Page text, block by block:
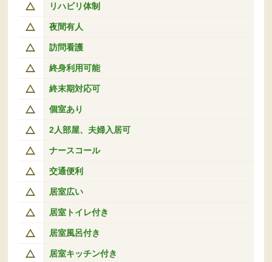
リハビリ体制
夜間有人
訪問看護
終身利用可能
終末期対応可
個室あり
2人部屋、夫婦入居可
ナースコール
交通便利
居室広い
居室トイレ付き
居室風呂付き
居室キッチン付き